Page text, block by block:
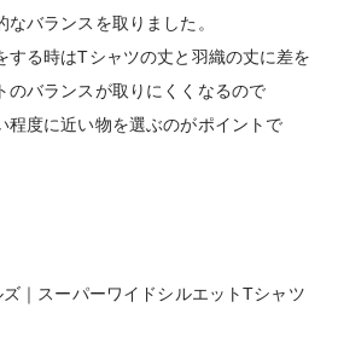
バランスを取りました。
する時はTシャツの丈と羽織の丈に差を
のバランスが取りにくくなるので
程度に近い物を選ぶのがポイントで
｜スーパーワイドシルエットTシャツ